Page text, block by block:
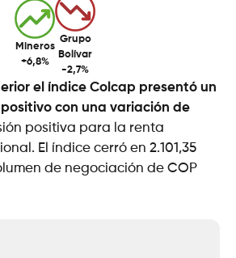
Mineros
+6,8%
Grupo
Bolívar
-2,7%
el índice Colcap presentó un
con una variación de
positiva para la renta
El índice cerró en 2.101,35
de negociación de COP